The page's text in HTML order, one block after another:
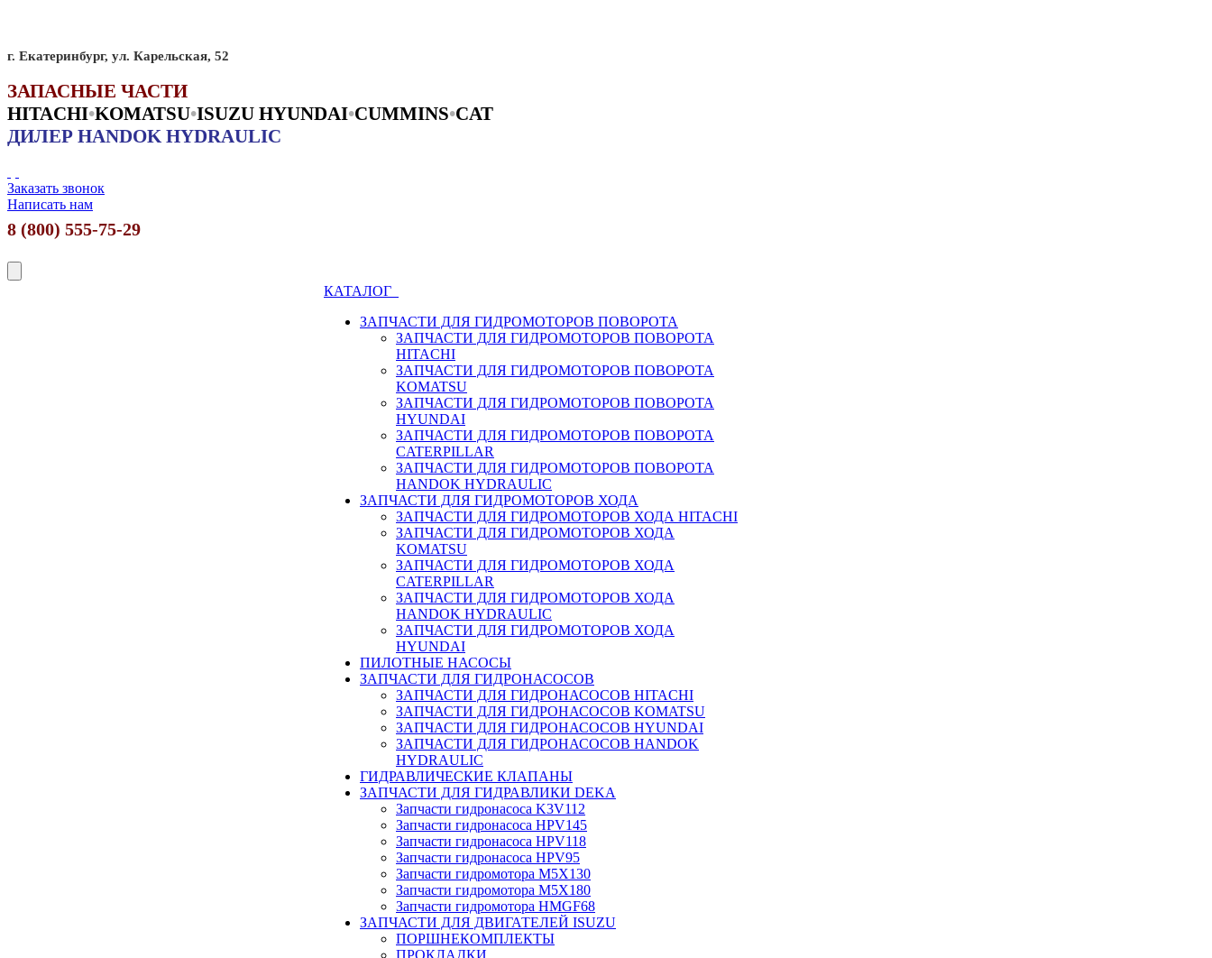
г. Екатеринбург, ул. Карельская, 52
ЗАПАСНЫЕ ЧАСТИ
HITACHI•KOMATSU•ISUZU HYUNDAI•CUMMINS•CAT
ДИЛЕР HANDOK HYDRAULIC
Заказать звонок
Написать нам
8 (800) 555-75-29
КАТАЛОГ
ЗАПЧАСТИ ДЛЯ ГИДРОМОТОРОВ ПОВОРОТА
ЗАПЧАСТИ ДЛЯ ГИДРОМОТОРОВ ПОВОРОТА
HITACHI
ЗАПЧАСТИ ДЛЯ ГИДРОМОТОРОВ ПОВОРОТА
KOMATSU
ЗАПЧАСТИ ДЛЯ ГИДРОМОТОРОВ ПОВОРОТА
HYUNDAI
ЗАПЧАСТИ ДЛЯ ГИДРОМОТОРОВ ПОВОРОТА
CATERPILLAR
ЗАПЧАСТИ ДЛЯ ГИДРОМОТОРОВ ПОВОРОТА
HANDOK HYDRAULIC
ЗАПЧАСТИ ДЛЯ ГИДРОМОТОРОВ ХОДА
ЗАПЧАСТИ ДЛЯ ГИДРОМОТОРОВ ХОДА HITACHI
ЗАПЧАСТИ ДЛЯ ГИДРОМОТОРОВ ХОДА
KOMATSU
ЗАПЧАСТИ ДЛЯ ГИДРОМОТОРОВ ХОДА
CATERPILLAR
ЗАПЧАСТИ ДЛЯ ГИДРОМОТОРОВ ХОДА
HANDOK HYDRAULIC
ЗАПЧАСТИ ДЛЯ ГИДРОМОТОРОВ ХОДА
HYUNDAI
ПИЛОТНЫЕ НАСОСЫ
ЗАПЧАСТИ ДЛЯ ГИДРОНАСОСОВ
ЗАПЧАСТИ ДЛЯ ГИДРОНАСОСОВ HITACHI
ЗАПЧАСТИ ДЛЯ ГИДРОНАСОСОВ KOMATSU
ЗАПЧАСТИ ДЛЯ ГИДРОНАСОСОВ HYUNDAI
ЗАПЧАСТИ ДЛЯ ГИДРОНАСОСОВ HANDOK
HYDRAULIC
ГИДРАВЛИЧЕСКИЕ КЛАПАНЫ
ЗАПЧАСТИ ДЛЯ ГИДРАВЛИКИ DEKA
Запчасти гидронасоса K3V112
Запчасти гидронасоса HPV145
Запчасти гидронасоса HPV118
Запчасти гидронасоса HPV95
Запчасти гидромотора M5X130
Запчасти гидромотора M5X180
Запчасти гидромотора HMGF68
ЗАПЧАСТИ ДЛЯ ДВИГАТЕЛЕЙ ISUZU
ПОРШНЕКОМПЛЕКТЫ
ПРОКЛАДКИ